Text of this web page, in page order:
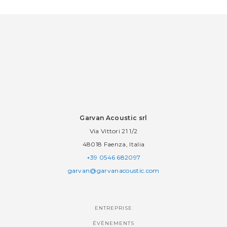
Garvan Acoustic srl
Via Vittori 21 1/2
48018 Faenza, Italia
+39 0546 682097
garvan@garvanacoustic.com
ENTREPRISE
ÉVÈNEMENTS